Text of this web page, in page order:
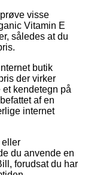
visse
Vitamin E
således at du
butik
der virker
kendetegn på
af en
internet
eller
du anvende en
forudsat du har